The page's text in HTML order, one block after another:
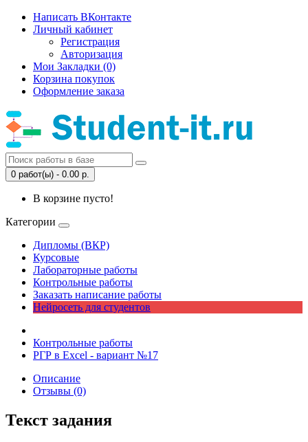
Написать ВКонтакте
Личный кабинет
Регистрация
Авторизация
Мои Закладки (0)
Корзина покупок
Оформление заказа
0 работ(ы) - 0.00 р.
В корзине пусто!
Категории
Дипломы (ВКР)
Курсовые
Лабораторные работы
Контрольные работы
Заказать написание работы
Нейросеть для студентов
Контрольные работы
РГР в Excel - вариант №17
Описание
Отзывы (0)
Текст задания